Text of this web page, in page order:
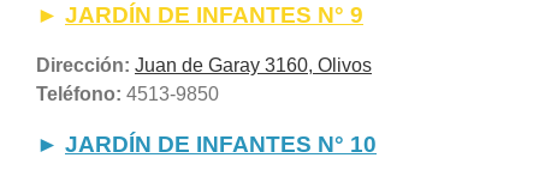
► JARDÍN DE INFANTES N° 9
Dirección: Juan de Garay 3160, Olivos
Teléfono: 4513-9850
► JARDÍN DE INFANTES N° 10